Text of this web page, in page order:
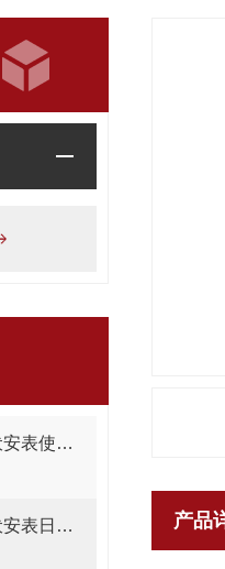
SMG2000E数字双钳相位伏安表使用讲解
SMG2000B数字双钳相位伏安表日常注意事项 产品